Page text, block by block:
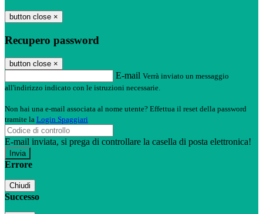
button close ×
Recupero password
button close ×
E-mail Verrà inviato un messaggio
all'indirizzo indicato con le istruzioni necessarie.
Non hai una e-mail associata al nome utente? Effettua il reset della password
tramite la Login Spaggiari
E-mail inviata, si prega di controllare la casella di posta elettronica!
Errore
Chiudi
Successo